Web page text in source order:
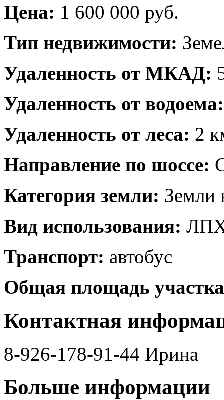
Цена: 1 600 000 руб.
Тип недвижимости:
Удаленность от МКАД:
Удаленность от водоема:
Удаленность от леса: 2
Направление по шоссе:
Категория земли: Земли
Вид использования:
Транспорт: автобус
Общая площадь
Контактная
8-926-178-91-44 Ирина
Больше информации